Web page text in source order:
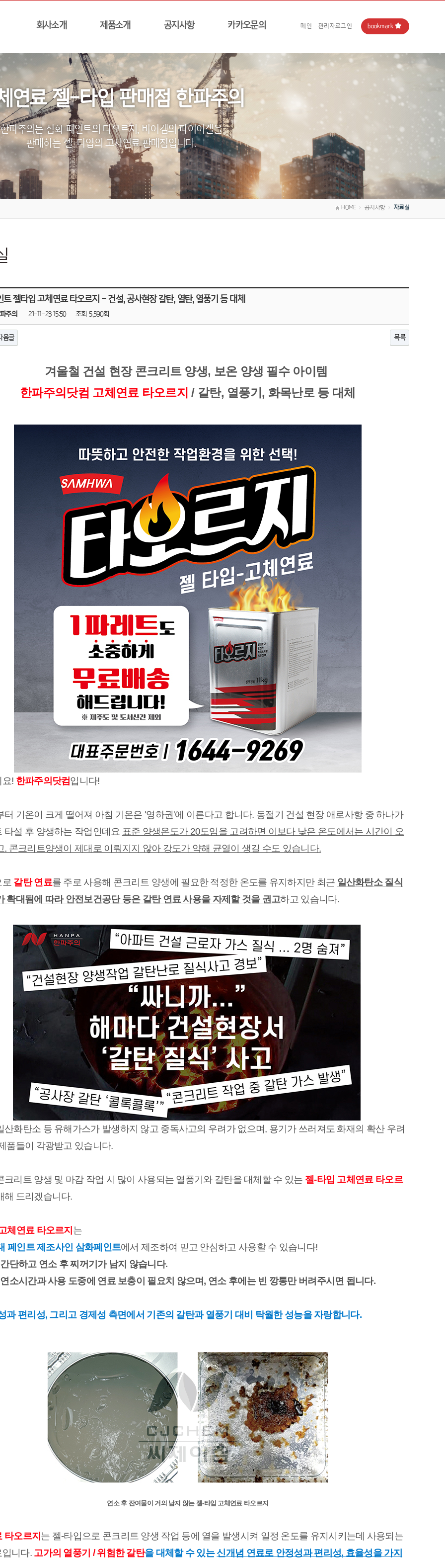
회사소개 제품소개 공지사항 카카오문의 메인 관리자로그인 bookmark
연료 젤-타입 판매점 한파주의
한파주의는 삼화 페인트의 타오르지, 바이켐의 파이어겔을
판매하는 젤-타입의 고체연료 판매점입니다.
HOME＞공지사항＞ 자료실
트 젤타입 고체연료 타오르지 - 건설, 공사현장 갈탄, 열탄, 열풍기 등 대체
주의 21-11-23 15:50 조회 5,590회
음글 목록
겨울철 건설 현장 콘크리트 양생, 보온 양생 필수 아이템
한파주의닷컴 고체연료 타오르지 / 갈탄, 열풍기, 화목난로 등 대체
요! 한파주의닷컴입니다!
터 기온이 크게 떨어져 아침 기온은 '영하권'에 이른다고 합니다. 동절기 건설 현장 애로사항 중 하나가
타설 후 양생하는 작업인데요 표준 양생온도가 20도임을 고려하면 이보다 낮은 온도에서는 시간이 오
, 콘크리트양생이 제대로 이뤄지지 않아 강도가 약해 균열이 생길 수도 있습니다.
갈탄 연료를 주로 사용해 콘크리트 양생에 필요한 적정한 온도를 유지하지만 최근 일산화탄소 질식
확대됨에 따라 안전보건공단 등은 갈탄 연료 사용을 자제할 것을 권고하고 있습니다.
산화탄소 등 유해가스가 발생하지 않고 중독사고의 우려가 없으며, 용기가 쓰러져도 화재의 확산 우려
품들이 각광받고 있습니다.
크리트 양생 및 마감 작업 시 많이 사용되는 열풍기와 갈탄을 대체할 수 있는 젤-타입 고체연료 타오르
해 드리겠습니다.
체연료 타오르지 는
페인트 제조사인 삼화페인트에서 제조하여 믿고 안심하고 사용할 수 있습니다!
단하고 연소 후 찌꺼기가 남지 않습니다.
소시간과 사용 도중에 연료 보충이 필요치 않으며, 연소 후에는 빈 깡통만 버려주시면 됩니다.
과 편리성, 그리고 경제성 측면에서 기존의 갈탄과 열풍기 대비 탁월한 성능을 자랑합니다.
연소 후 잔여물이 거의 남지 않는 젤-타입 고체연료 타오르지
타오르지 는 젤-타입으로 콘크리트 양생 작업 등에 열을 발생시켜 일정 온도를 유지시키는데 사용되는
니다. 고가의 열풍기 / 위험한 갈탄을 대체할 수 있는 신개념 연료로 안정성과 편리성, 효율성을 가지